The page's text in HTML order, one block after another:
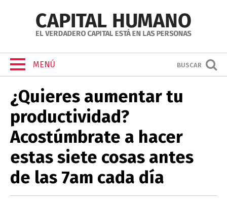
MENÚ BUSCAR
¿Quieres aumentar tu
productividad?
Acostúmbrate a hacer
estas siete cosas antes
de las 7am cada día